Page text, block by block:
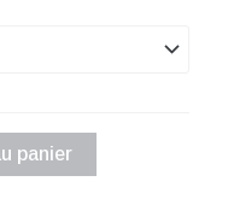
à
€ 54,90
panier